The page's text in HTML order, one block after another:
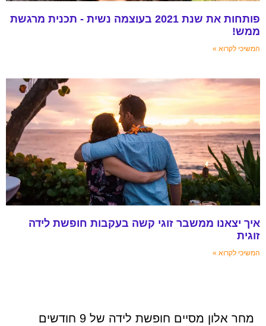
פותחות את שנת 2021 בעוצמה נשית - תכנית מרגשת
ממש!
המשיכי לקרוא »
איך יצאנו ממשבר זוגי קשה בעקבות חופשת לידה
זוגית
המשיכי לקרוא »
מחר אלון מסיים חופשת לידה של 9 חודשים